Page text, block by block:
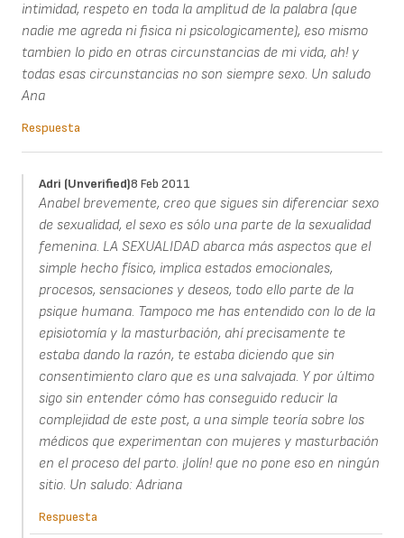
intimidad, respeto en toda la amplitud de la palabra (que
nadie me agreda ni fisica ni psicologicamente), eso mismo
tambien lo pido en otras circunstancias de mi vida, ah! y
todas esas circunstancias no son siempre sexo. Un saludo
Ana
Respuesta
Adri (unverified)8 Feb 2011
Anabel brevemente, creo que sigues sin diferenciar sexo
de sexualidad, el sexo es sólo una parte de la sexualidad
femenina. LA SEXUALIDAD abarca más aspectos que el
simple hecho físico, implica estados emocionales,
procesos, sensaciones y deseos, todo ello parte de la
psique humana. Tampoco me has entendido con lo de la
episiotomía y la masturbación, ahí precisamente te
estaba dando la razón, te estaba diciendo que sin
consentimiento claro que es una salvajada. Y por último
sigo sin entender cómo has conseguido reducir la
complejidad de este post, a una simple teoría sobre los
médicos que experimentan con mujeres y masturbación
en el proceso del parto. ¡Jolín! que no pone eso en ningún
sitio. Un saludo: Adriana
Respuesta